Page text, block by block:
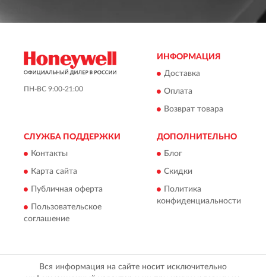
ПН-ВС 9:00-21:00
ИНФОРМАЦИЯ
Доставка
Оплата
Возврат товара
СЛУЖБА ПОДДЕРЖКИ
Контакты
Карта сайта
Публичная оферта
Пользовательское
соглашение
ДОПОЛНИТЕЛЬНО
Блог
Скидки
Политика
конфиденциальности
Вся информация на сайте носит исключительно